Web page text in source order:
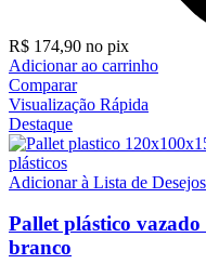
R$ 174,90 no pix
Adicionar ao carrinho
Comparar
Visualização Rápida
Destaque
Adicionar à Lista de Desejos
Pallet plástico
branco